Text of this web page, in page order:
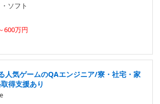
ソフト
600万円
人気ゲームのQAエンジニア/寮・社宅・家
得支援あり